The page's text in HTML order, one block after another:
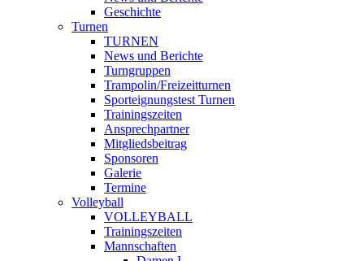
Geschichte
Turnen
TURNEN
News und Berichte
Turngruppen
Trampolin/Freizeitturnen
Sporteignungstest Turnen
Trainingszeiten
Ansprechpartner
Mitgliedsbeitrag
Sponsoren
Galerie
Termine
Volleyball
VOLLEYBALL
Trainingszeiten
Mannschaften